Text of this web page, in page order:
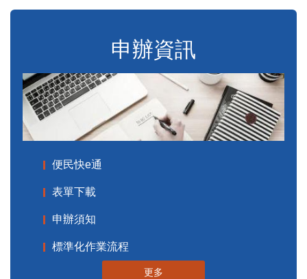
申辦資訊
便民快e通
表單下載
申辦須知
標準化作業流程
更多